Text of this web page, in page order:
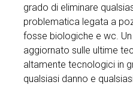
grado di eliminare
problematica legata a
fosse biologiche e wc.
aggiornato sulle ultime
altamente tecnologici in
qualsiasi danno e